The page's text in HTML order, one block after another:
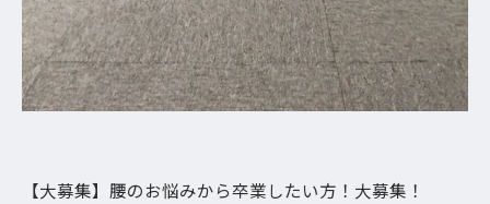
【大募集】腰のお悩みから卒業したい方！大募集！